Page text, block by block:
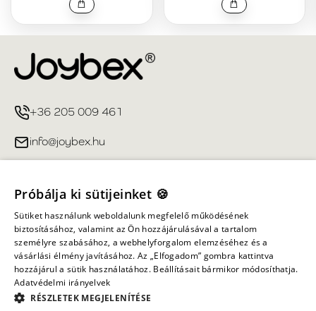
+36 205 009 461
info@joybex.hu
Fiókom
Információ
Minden jog fenntartva ©
Próbálja ki sütijeinket 🍪
Sütiket használunk weboldalunk megfelelő működésének
biztosításához, valamint az Ön hozzájárulásával a tartalom
személyre szabásához, a webhelyforgalom elemzéséhez és a
vásárlási élmény javításához. Az „Elfogadom” gombra kattintva
hozzájárul a sütik használatához. Beállításait bármikor módosíthatja.
Adatvédelmi irányelvek
RÉSZLETEK MEGJELENÍTÉSE